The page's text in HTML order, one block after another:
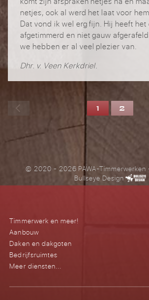
netjes, ook al werd het laat voor
Dat vond ik wel erg fijn. Hij heeft het
afgetimmerd en niet gauw
we hebben er al veel plezier van.
Dhr. v. Veen Kerkdriel.
1 2
© 2020 - 2026 PAWA-Timmerwerken
Bullseye Design
Timmerwerk en meer!
Aanbouw
Daken en dakgoten
Bedrijfsruimtes
Meer diensten...